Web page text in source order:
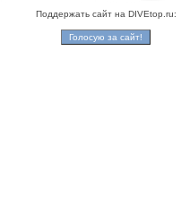
Поддержать сайт на DIVEtop.ru: